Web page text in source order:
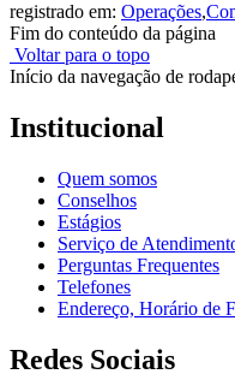
registrado em: Operações,
Fim do conteúdo da página
Voltar para o topo
Início da navegação de
Institucional
Quem somos
Conselhos
Estágios
Serviço de
Perguntas Frequentes
Telefones
Endereço, Horário de
Redes Sociais